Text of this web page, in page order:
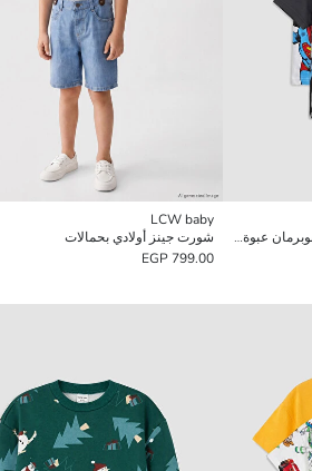
تيشيرت أولادي مطبوع باتمان وسوبرمان عبوة من 2 قطعة
LCW baby
شورت جينز أولادي بحمالات
799.00 EGP